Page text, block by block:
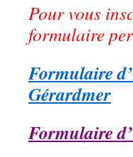
Pour vous
formulaire
Formulaire
Gérardmer
Formulaire